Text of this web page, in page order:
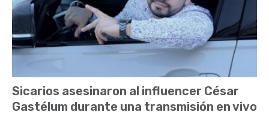
Sicarios asesinaron al influencer César
Gastélum durante una transmisión en vivo